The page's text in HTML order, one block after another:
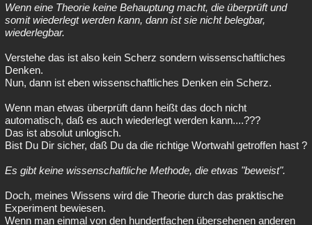
Wenn eine Theorie keine Behauptung macht, die überprüft und
somit wiederlegt werden kann, dann ist sie nicht belegbar,
wiederlegbar.
Verstehe das ist also kein Scherz sondern wissenschaftliches
Denken.
Nun, dann ist eben wissenschaftliches Denken ein Scherz.
Wenn man etwas überprüft dann heißt das doch nicht
automatisch, daß es auch wiederlegt werden kann....???
Das ist absolut unlogisch.
Bist Du Dir sicher, daß Du da die richtige Wortwahl getroffen hast ?
Es gibt keine wissenschaftliche Methode, die etwas "beweist".
Doch, meines Wissens wird die Theorie durch das praktische
Experiment bewiesen.
Wenn man einmal von den hundertfachen übersehenen anderen